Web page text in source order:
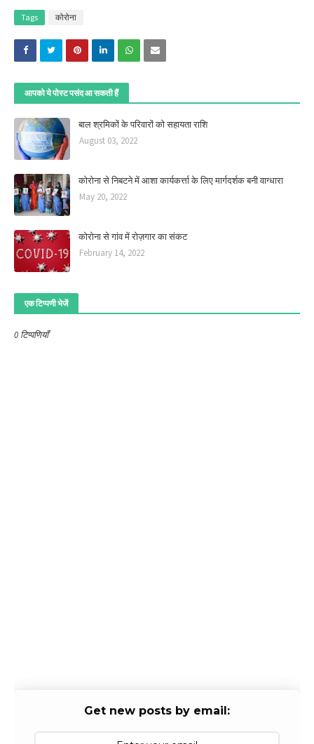
Tags कोरोना
आपको ये पोस्ट पसंद आ सकती हैं
बाल श्रमिकों के परिवारों को सहायता राशि
August 03, 2022
कोरोना से निबटने में आशा कार्यकर्त्ता के लिए मार्गदर्शक बनी वाग्धारा
May 20, 2022
कोरोना से गांव में रोज़गार का संकट
February 14, 2022
एक टिप्पणी भेजें
0 टिप्पणियाँ
Get new posts by email: